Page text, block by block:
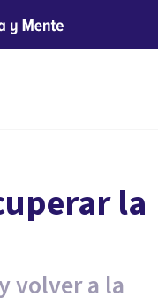
la
volver a la